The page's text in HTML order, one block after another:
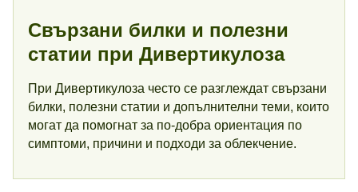
Свързани билки и полезни
статии при Дивертикулоза
При Дивертикулоза често се разглеждат свързани
билки, полезни статии и допълнителни теми, които
могат да помогнат за по-добра ориентация по
симптоми, причини и подходи за облекчение.